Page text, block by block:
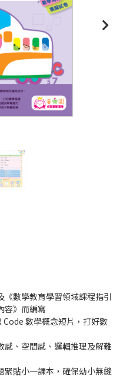
數學教育學習領域課程指引
容》而編寫
數學概念短片，打好數
感、空間感、邏輯推理及解難
緊貼小一課本，確保幼小無縫